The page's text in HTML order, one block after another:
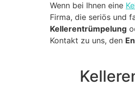
Wenn bei Ihnen eine
Firma, die seriös und
Kellerentrümpelung
Kontakt zu uns, den